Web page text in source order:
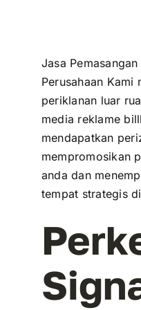
Jasa
Perusahaan Kami
periklanan luar
media reklame
mendapatkan
mempromosikan
anda dan
tempat strategis